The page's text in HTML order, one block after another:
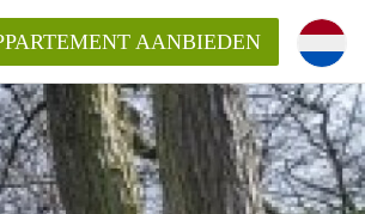
AANBIEDEN